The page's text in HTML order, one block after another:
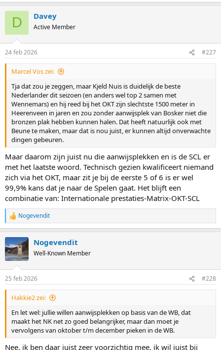
1998 5 4 2 11
1972 4 3 2 9
2002 3 5 0 8
1968 3 3 3 9
2006 3 2 4 9
1988 3 2 2 7
1980 1 2 1 4
1976 1 1 3 5
1992 1 1 2 4
1952 0 3 0 3
1994 0 1 3 4
1964 0 1 0 1
1960 0 0 1 1
1984 0 0 0 0
1956 0 0 0 0
1948 0 0 0 0
Dus hoezo deugt het systeem niet?
D Davey
Active Member
24 feb 2026 #227
Marcel Vos zei:
Tja dat zou je zeggen, maar Kjeld Nuis is duidelijk de beste
Nederlander dit seizoen (en anders wel top 2 samen met
Wennemars) en hij reed bij het OKT zijn slechtste 1500 meter in
Heerenveen in jaren en zou zonder aanwijsplek van Bosker niet die
bronzen plak hebben kunnen halen. Dat heeft natuurlijk ook met
Beune te maken, maar dat is nou juist, er kunnen altijd onverwachte
dingen gebeuren.
Maar daarom zijn juist nu die aanwijsplekken en is de SCL er
met het laatste woord. Technisch gezien kwalificeert niemand
zich via het OKT, maar zit je bij de eerste 5 of 6 is er wel
99,9% kans dat je naar de Spelen gaat. Het blijft een
combinatie van: Internationale prestaties-Matrix-OKT-SCL
R
e
c
t
i
s
:
Nogevendit
Nogevendit
Well-Known Member
25 feb 2026 #228
Hakkie2 zei:
En let wel: jullie willen aanwijsplekken op basis van de WB, dat
maakt het NK net zo goed belangrijker, maar dan moet je
vervolgens van oktober t/m december pieken in de WB.
Nee, ik ben daar juist zeer voorzichtig mee, ik wil juist bij